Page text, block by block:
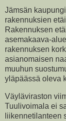
Jämsän
rakennuksien
Rakennuksen
asemakaava-
rakennuksen
asianomaisen
muuhun
yläpäässä oleva
Väyläviraston
Tuulivoimala ei
liikennetilanteen